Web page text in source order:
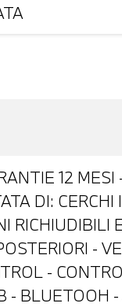
12
DI: CERCHI
RICHIUDIBILI
-
-
- BLUETOOH